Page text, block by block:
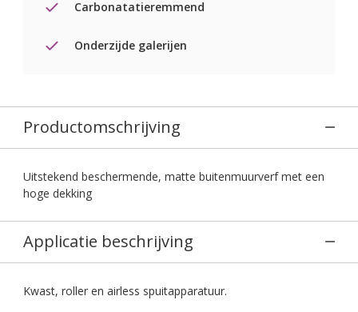
Carbonatatieremmend
Onderzijde galerijen
Productomschrijving
Uitstekend beschermende, matte buitenmuurverf met een
hoge dekking
Applicatie beschrijving
Kwast, roller en airless spuitapparatuur.